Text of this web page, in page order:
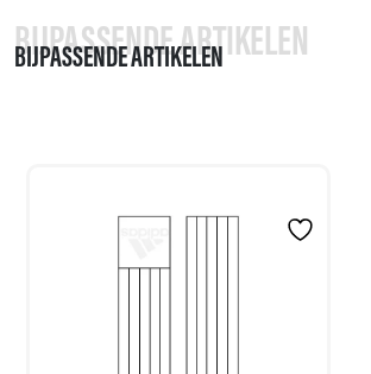
BIJPASSENDE ARTIKELEN
BIJPASSENDE ARTIKELEN